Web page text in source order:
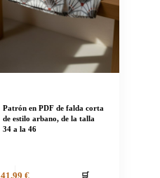
Patrón en PDF de falda corta
de estilo arbano, de la talla
34 a la 46
41,99 €